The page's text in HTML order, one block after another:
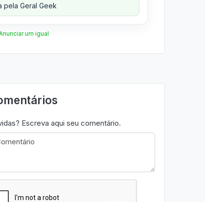
pela Geral Geek
um igual
Escreva aqui seu comentário.